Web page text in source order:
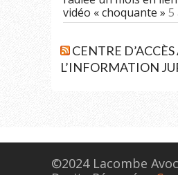
vidéo « choquante » 5
CENTRE D’ACCÈS
L’INFORMATION
©2024 Lacombe